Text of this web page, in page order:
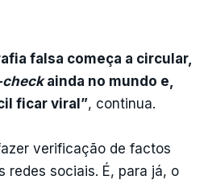
falsa começa a circular,
ainda no mundo e,
ficar viral”, continua.
verificação de factos
redes sociais. É, para já, o